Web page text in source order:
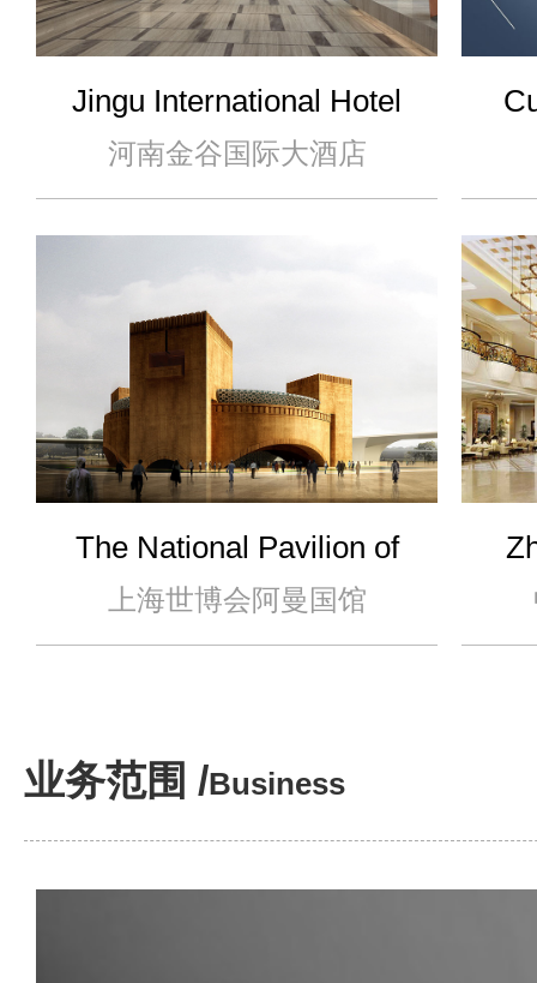
Jingu International Hotel
Of Henan Province
河南金谷国际大酒店
The National Pavilion of
Oman in Shanghai Expo,
上海世博会阿曼国馆
业务范围 /Business